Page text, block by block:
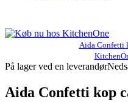
Aida Confetti
På lager ved en leverandør
Aida Confetti kop